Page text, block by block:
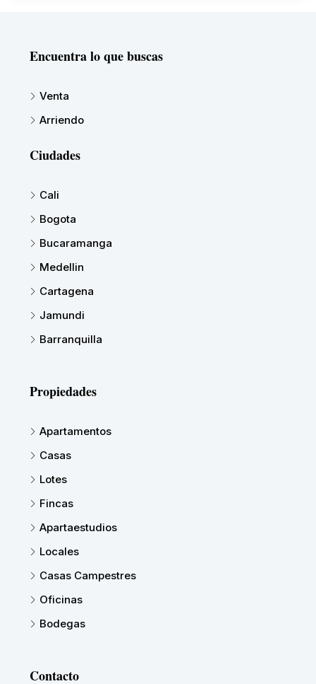
Encuentra lo que buscas
Venta
Arriendo
Ciudades
Cali
Bogota
Bucaramanga
Medellin
Cartagena
Jamundi
Barranquilla
Propiedades
Apartamentos
Casas
Lotes
Fincas
Apartaestudios
Locales
Casas Campestres
Oficinas
Bodegas
Contacto